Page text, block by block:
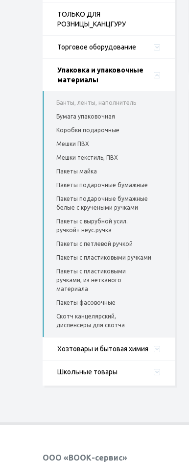
ТОЛЬКО ДЛЯ
РОЗНИЦЫ_КАНЦГУРУ
Торговое оборудование
Упаковка и упаковочные
материалы
Банты, ленты, наполнитель
Бумага упаковочная
Коробки подарочные
Мешки ПВХ
Мешки текстиль, ПВХ
Пакеты майка
Пакеты подарочные бумажные
Пакеты подарочные бумажные
белые с кручеными ручками
Пакеты с вырубной усил.
ручкой+ неус.ручка
Пакеты с петлевой ручкой
Пакеты с пластиковыми ручками
Пакеты с пластиковыми
ручками, из нетканого
материала
Пакеты фасовочные
Скотч канцелярский,
диспенсеры для скотча
Хозтовары и бытовая химия
Школьные товары
ООО «ВООК-сервис»